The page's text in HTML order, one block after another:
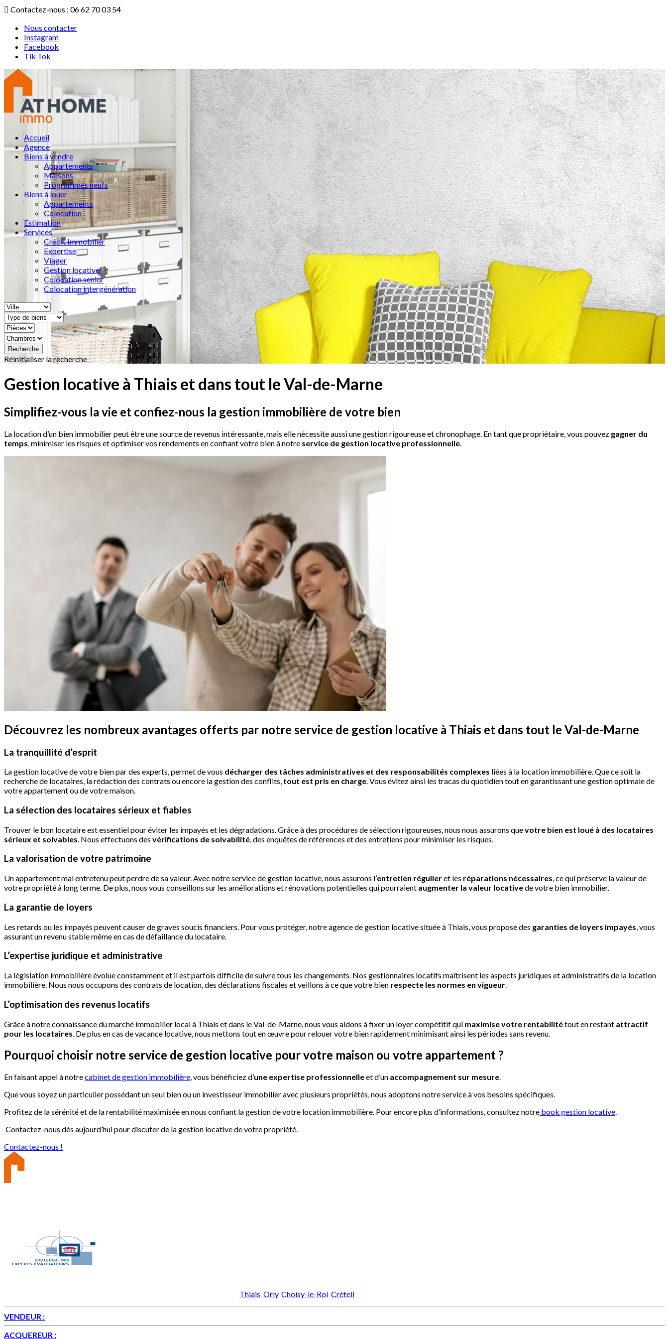
Contactez-nous : 06 62 70 03 54
Nous contacter
Instagram
Facebook
Tik Tok
Accueil
Agence
Biens à vendre
Appartements
Maisons
Programmes neufs
Biens à louer
Appartements
Colocation
Estimation
Services
Crédit Immobilier
Expertise
Viager
Gestion locative
Colocation senior
Colocation intergénération
Réinitialiser la recherche
Gestion locative à Thiais et dans tout le Val-de-Marne
Simplifiez-vous la vie et confiez-nous la gestion immobilière de votre bien
La location d’un bien immobilier peut être une source de revenus intéressante, mais elle nécessite aussi une gestion rigoureuse et chronophage. En tant que propriétaire, vous pouvez gagner du
temps , minimiser les risques et optimiser vos rendements en confiant votre bien à notre service de gestion locative professionnelle
Découvrez les nombreux avantages offerts par notre service de gestion locative à Thiais et dans tout le Val-de-Marne
La tranquillité d’esprit
La gestion locative de votre bien par des experts, permet de vous décharger des tâches administratives et des responsabilités complexes liées à la location immobilière. Que ce soit la
recherche de locataires, la rédaction des contrats ou encore la gestion des conflits, tout est pris en charge. Vous évitez ainsi les tracas du quotidien tout en garantissant une gestion optimale de
votre appartement ou de votre maison.
La sélection des locataires sérieux et fiables
Trouver le bon locataire est essentiel pour éviter les impayés et les dégradations. Grâce à des procédures de sélection rigoureuses, nous nous assurons quevotre bien est loué à des locataires
sérieux et solvables . Nous effectuons des vérifications de solvabilité , des enquêtes de références et des entretiens pour minimiser les risques.
La valorisation de votre patrimoine
Un appartement mal entretenu peut perdre de sa valeur. Avec notre service de gestion locative, nous assurons l’entretien régulieret les réparations nécessaires, ce qui préserve la valeur de
votre propriété à long terme. De plus, nous vous conseillons sur les améliorations et rénovations potentielles qui pourraient augmenter la valeur locativede votre bien immobilier.
La garantie de loyers
Les retards ou les impayés peuvent causer de graves soucis financiers. Pour vous protéger, notre agence de gestion locative située à Thiais, vous propose des garanties de loyers impayés , vous
assurant un revenu stable même en cas de défaillance du locataire.
L’expertise juridique et administrative
La législation immobilière évolue constamment et il est parfois difficile de suivre tous les changements. Nos gestionnaires locatifs maîtrisent les aspects juridiques et administratifs de la location
immobilière. Nous nous occupons des contrats de location, des déclarations fiscales et veillons à ce que votre bien respecte les normes en vigueur.
L’optimisation des revenus locatifs
Grâce à notre connaissance du marché immobilier local à Thiais et dans le Val-de-Marne, nous vous aidons à fixer un loyer compétitif qui maximise votre rentabilitétout en restant attractif
pour les locataires . De plus en cas de vacance locative, nous mettons tout en œuvre pour relouer votre bien rapidement minimisant ainsi les périodes sans revenu.
Pourquoi choisir notre service de gestion locative pour votre maison ou votre appartement ?
En faisant appel à notrecabinet de gestion immobilière, vous bénéficiez d’une expertise professionnelleet d’un accompagnement sur mesure.
Que vous soyez un particulier possédant un seul bien ou un investisseur immobilier avec plusieurs propriétés, nous adoptons notre service à vos besoins spécifiques.
Profitez de la sérénité et de la rentabilité maximisée en nous confiant la gestion de votre location immobilière. Pour encore plus d’informations, consultez notre book gestion locative.
Contactez-nous dès aujourd’hui pour discuter de la gestion locative de votre propriété.
Contactez-nous !
Thiais Orly, Choisy-le-Roi Créteil
VENDEUR :
ACQUEREUR :